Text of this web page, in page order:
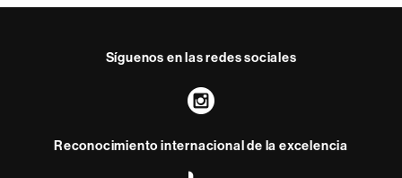
Síguenos en las redes sociales
Instagram
Reconocimiento internacional de la excelencia